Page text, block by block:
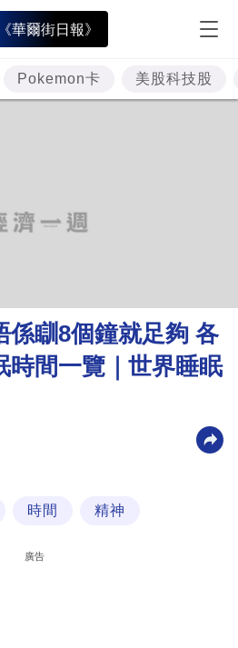
華爾街日報》
Pokemon卡 美股科技股
係瞓8個鐘就足夠 各
時間一覽｜世界睡眠
時間 精神
廣告